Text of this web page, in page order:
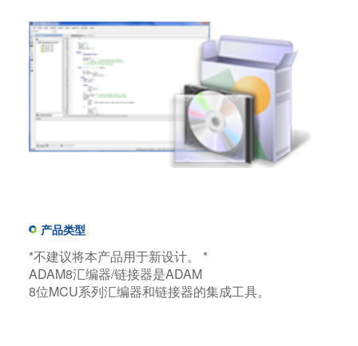
产品类型
*不建议将本产品用于新设计。 *
ADAM8汇编器/链接器是ADAM
8位MCU系列汇编器和链接器的集成工具。